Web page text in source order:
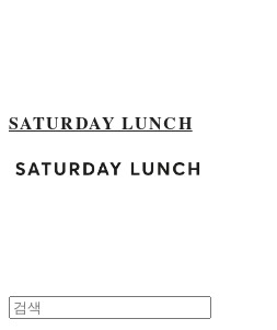
SATURDAY LUNCH